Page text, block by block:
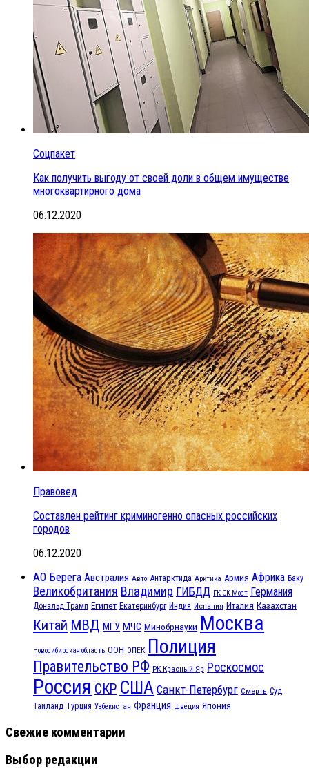
Соцпакет
Как получить выгоду от своей доли в общем имуществе
многоквартирного дома
06.12.2020
Правовед
Составлен рейтинг криминогенно опасных российских
городов
06.12.2020
АО Берега Австралия Авто Антарктида Арктика Армия Африка Баку
Великобритания Владимир ГИБДД ГК СК Мост Германия
Дональд Трамп Египет Екатеринбург Индия Испания Италия Казахстан
Китай МВД МГУ МЧС Минобрнауки Москва
Новосибирская область ООН ОПЕК Полиция
Правительство РФ РК Красный Яр Роскосмос
Россия СКР США Санкт-Петербург Смерть Суд
Таиланд Турция Узбекистан Франция Швеция Япония
Свежие комментарии
Выбор редакции